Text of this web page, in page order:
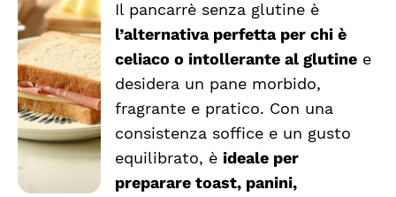
AGGIUNGI
AL
CARRELLO
/
DETTAGLI
Il pancarrè senza glutine è
l’alternativa perfetta per chi è
celiaco o intollerante al glutine e
desidera un pane morbido,
fragrante e pratico. Con una
consistenza soffice e un gusto
equilibrato, èideale per
preparare toast, panini,